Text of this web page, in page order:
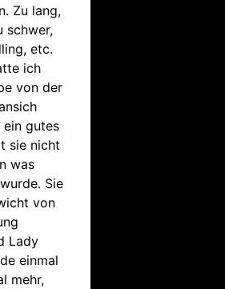
Zu lang,
schwer,
etc.
ich
von der
gutes
sie nicht
was
Sie
von
Lady
einmal
mehr,